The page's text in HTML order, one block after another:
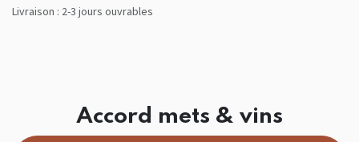
Livraison : 2-3 jours ouvrables
Accord mets & vins